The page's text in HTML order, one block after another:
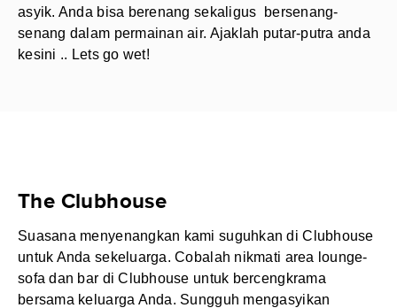
asyik. Anda bisa berenang sekaligus bersenang-
senang dalam permainan air. Ajaklah putar-putra anda
kesini .. Lets go wet!
The Clubhouse
Suasana menyenangkan kami suguhkan di Clubhouse
untuk Anda sekeluarga. Cobalah nikmati area lounge-
sofa dan bar di Clubhouse untuk bercengkrama
bersama keluarga Anda. Sungguh mengasyikan